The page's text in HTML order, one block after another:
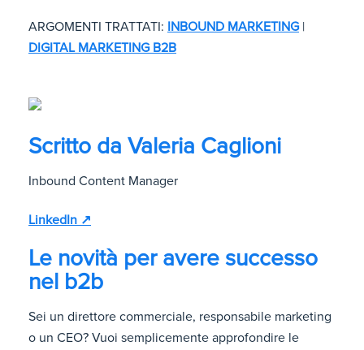
ARGOMENTI TRATTATI: INBOUND MARKETING |
DIGITAL MARKETING B2B
Scritto da Valeria Caglioni
Inbound Content Manager
LinkedIn ↗
Le novità per avere successo
nel b2b
Sei un direttore commerciale, responsabile marketing
o un CEO? Vuoi semplicemente approfondire le